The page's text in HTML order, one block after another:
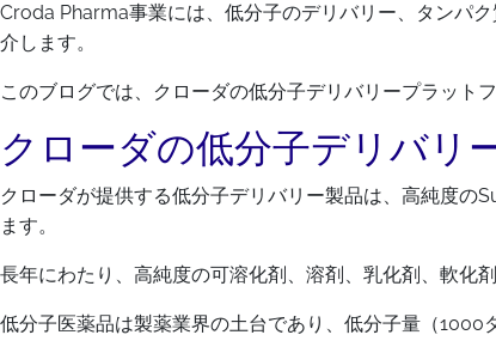
Croda Pharma事業には、低分子のデリバリー、タンパ
介します。
このブログでは、クローダの低分子デリバリープラット
クローダの低分子デリバリ
クローダが提供する低分子デリバリー製品は、高純度
ます。
長年にわたり、高純度の可溶化剤、溶剤、乳化剤、軟化
低分子医薬品は製薬業界の土台であり、低分子量（